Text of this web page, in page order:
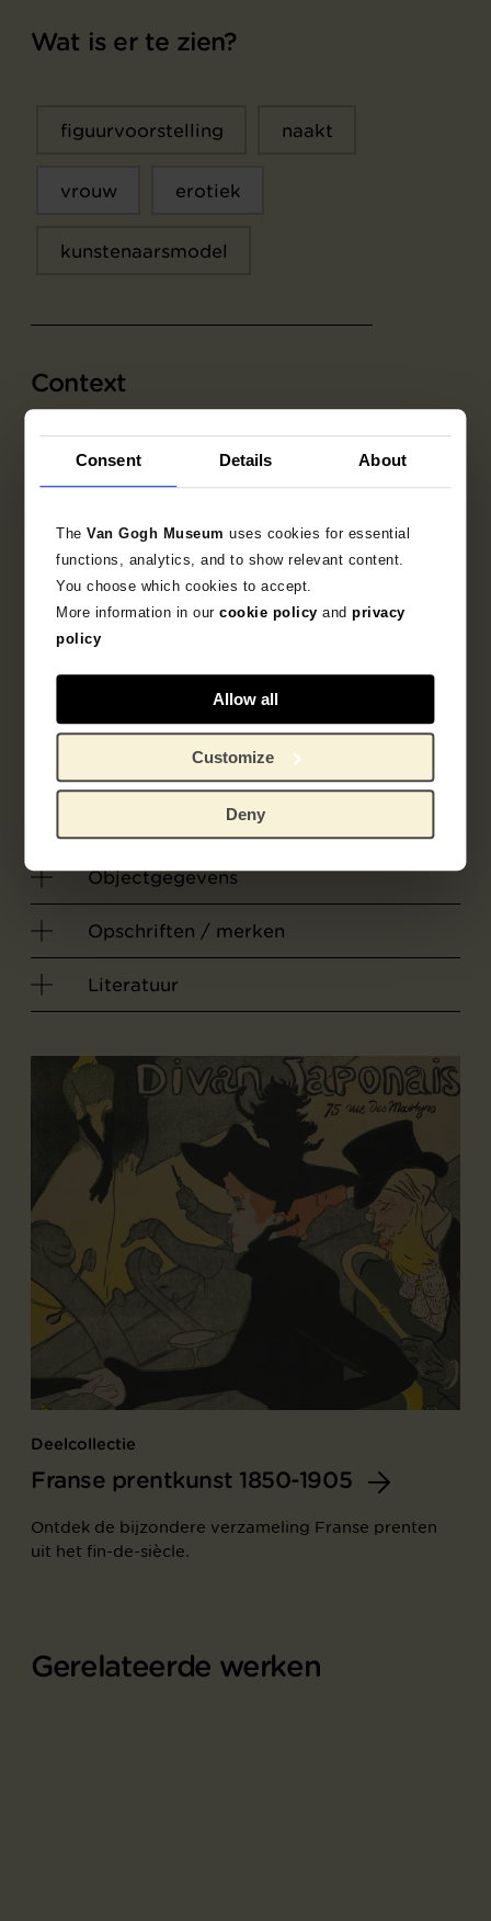
Consent Details About
TheVan Gogh Museumuses cookies for essential
functions, analytics, and to show relevant content.
You choose which cookies to accept.
More information in ourcookie policy andprivacy
policy
Allow all
Customize
Deny
Wat is er te zien?
figuurvoorstelling naakt
vrouw erotiek
kunstenaarsmodel
Context
Prentmaker
Aristide Maillol
Drukker
Landelle Maison Duchâtel
Uitgever
Galerie des Peintres Voyageurs
Objectgegevens
Opschriften / merken
Literatuur
Deelcollectie
Franse prentkunst 1850-1905
Ontdek de bijzondere verzameling Franse prenten
uit het fin-de-siècle.
Gerelateerde werken